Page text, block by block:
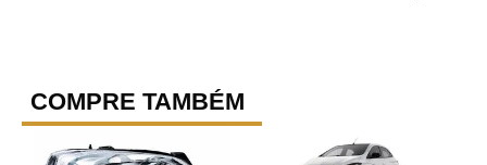
COMPRE TAMBÉM